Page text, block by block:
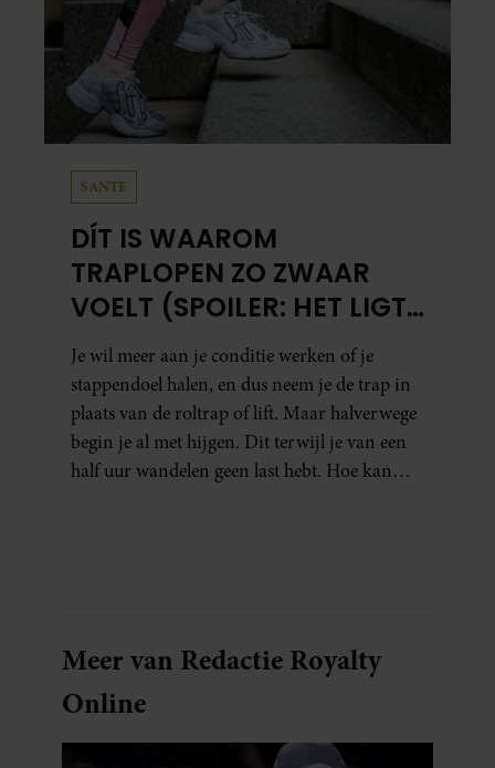
SANTE
DÍT IS WAAROM
TRAPLOPEN ZO ZWAAR
VOELT (SPOILER: HET LIGT
NIET AAN JE CONDITIE)
Je wil meer aan je conditie werken of je
stappendoel halen, en dus neem je de trap in
plaats van de roltrap of lift. Maar halverwege
begin je al met hijgen. Dit terwijl je van een
half uur wandelen geen last hebt. Hoe kan
Meer van Redactie Royalty
Online